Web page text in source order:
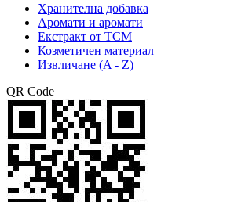
Хранителна добавка
Аромати и аромати
Екстракт от TCM
Козметичен материал
Извличане (A - Z)
QR Code